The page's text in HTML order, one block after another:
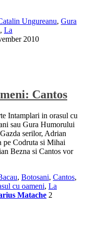
Ungureanu, Gura
, La
2010
Cantos
Intamplari in orasul cu
sau Gura Humorului
serilor, Adrian
pe Codruta si Mihai
Bezna si Cantos vor
, Botosani, Cantos,
cu oameni, La
Matache 2